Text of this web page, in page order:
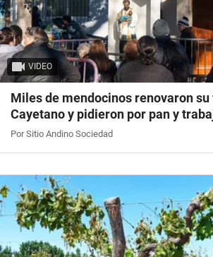
VIDEO
Miles de mendocinos renovaron su
Cayetano y pidieron por pan y
Por Sitio Andino Sociedad